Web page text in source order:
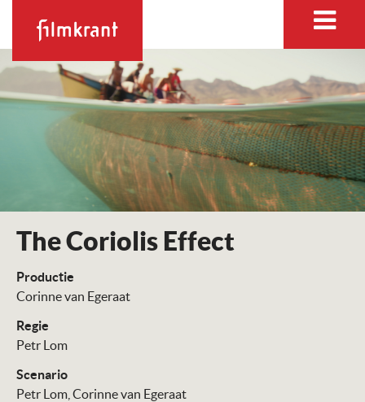
The Coriolis Effect
Productie
Corinne van Egeraat
Regie
Petr Lom
Scenario
Petr Lom Corinne van Egeraat